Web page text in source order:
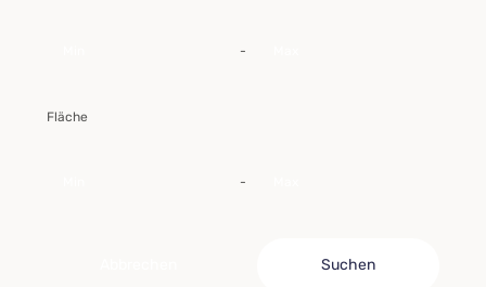
-
Fläche
-
Suchen